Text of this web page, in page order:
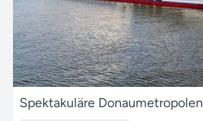
Spektakuläre Donaumetropolen